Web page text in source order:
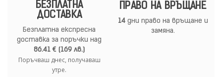
БЕЗПЛАТНА
ДОСТАВКА
Безплатна експресна
доставка за поръчки над
86.41 € (169 лв.)
Поръчваш днес, получаваш
утре.
ПРАВО НА ВРЪЩАНЕ
14дни право на връщане и
замяна.